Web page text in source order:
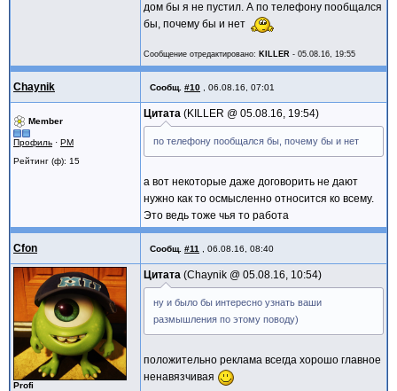
дом бы я не пустил. А по телефону пообщался
бы, почему бы и нет
Сообщение отредактировано: KILLER - 05.08.16, 19:55
Chaynik Сообщ. #10 06.08.16, 07:01
Member
Профиль · PM
Рейтинг (ф): 15
Цитата KILLER @ 05.08.16, 19:54
по телефону пообщался бы, почему бы и нет
а вот некоторые даже договорить не дают
нужно как то осмысленно относится ко всему.
Это ведь тоже чья то работа
Cfon Сообщ. #11 06.08.16, 08:40
Profi
Цитата Chaynik @ 05.08.16, 10:54
ну и было бы интересно узнать ваши
размышления по этому поводу)
положительно реклама всегда хорошо главное
ненавязчивая